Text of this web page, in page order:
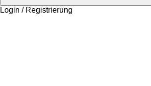
Login / Registrierung